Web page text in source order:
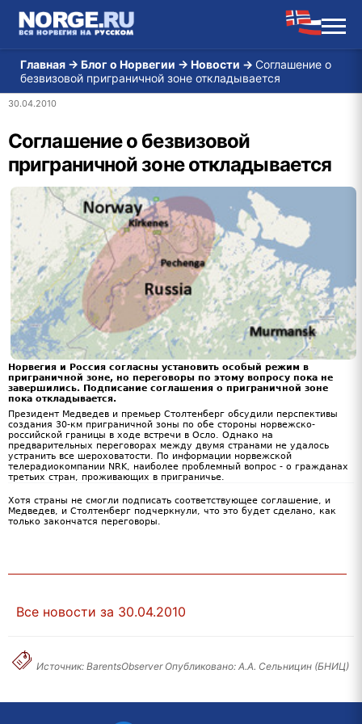
Главная → Блог о Норвегии → Новости → Соглашение о
безвизовой приграничной зоне откладывается
30.04.2010
Соглашение о безвизовой
приграничной зоне откладывается
Норвегия и Россия согласны установить особый режим в
приграничной зоне, но переговоры по этому вопросу пока не
завершились. Подписание соглашения о приграничной зоне
пока откладывается.
Президент Медведев и премьер Столтенберг обсудили перспективы
создания 30-км приграничной зоны по обе стороны норвежско-
российской границы в ходе встречи в Осло. Однако на
предварительных переговорах между двумя странами не удалось
устранить все шероховатости. По информации норвежской
телерадиокомпании NRK, наиболее проблемный вопрос - о гражданах
третьих стран, проживающих в приграничье.
Хотя страны не смогли подписать соответствующее соглашение, и
Медведев, и Столтенберг подчеркнули, что это будет сделано, как
только закончатся переговоры.
Все новости за 30.04.2010
Источник: BarentsObserver Опубликовано: А.А. Сельницин (БНИЦ)